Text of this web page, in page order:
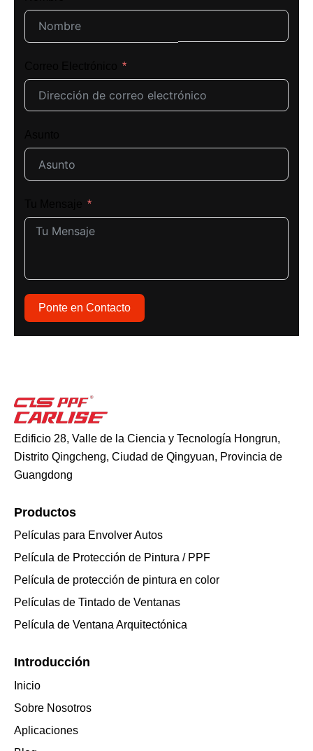
Ponte en Contacto
Edificio 28, Valle de la Ciencia y Tecnología Hongrun,
Distrito Qingcheng, Ciudad de Qingyuan, Provincia de
Guangdong
Productos
Películas para Envolver Autos
Película de Protección de Pintura / PPF
Película de protección de pintura en color
Películas de Tintado de Ventanas
Película de Ventana Arquitectónica
Introducción
Inicio
Sobre Nosotros
Aplicaciones